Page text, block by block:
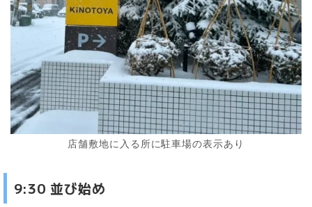
店舗敷地に入る所に駐車場の表示あり
9:30 並び始め